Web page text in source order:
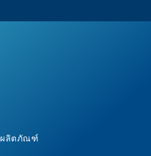
ผลิตภัณฑ์